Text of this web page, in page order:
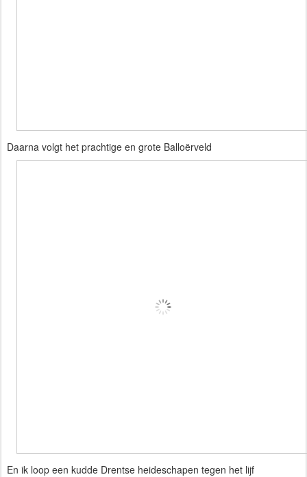
Daarna volgt het prachtige en grote Balloërveld
En ik loop een kudde Drentse heideschapen tegen het lijf